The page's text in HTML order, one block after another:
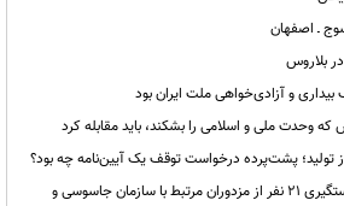
بلاروس
و آزادی‌خواهی ملت ایران بود
وحدت ملی و اسلامی را بشکند، باید مقابله کرد
تولید؛ پشت‌پرده درخواست توقف یک آیین‌نامه چه بود؟
وزارت اطلاعات: شناسایی و دستگیری ۲۱ نفر از مزدوران مرتبط با سازمان جاسوسی و